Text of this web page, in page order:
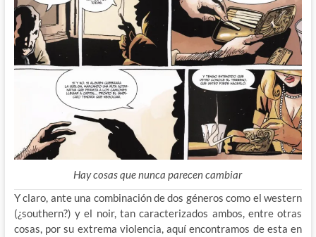
Hay cosas que nunca parecen cambiar
Y claro, ante una combinación de dos géneros como el western
(¿southern?) y el noir, tan caracterizados ambos, entre otras
cosas, por su extrema violencia, aquí encontramos de esta en